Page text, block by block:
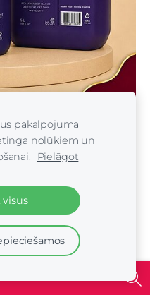
(Brazīlija)
pakalpojuma
nolūkiem un
Pielāgot